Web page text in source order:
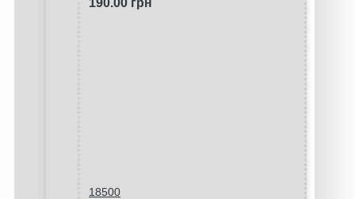
190.00 грн
18500